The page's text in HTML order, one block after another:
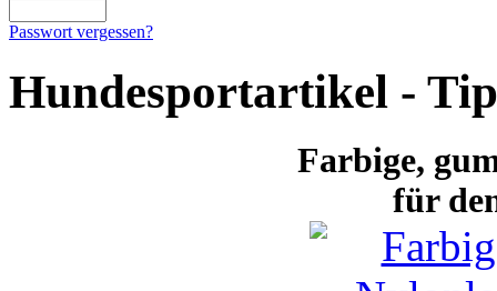
Passwort vergessen?
Hundesportartikel - Tip
Farbige,
für